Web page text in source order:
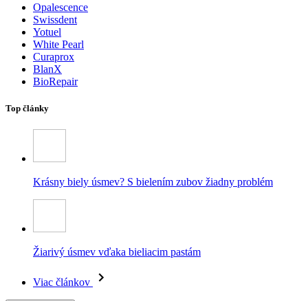
Opalescence
Swissdent
Yotuel
White Pearl
Curaprox
BlanX
BioRepair
Top články
Krásny biely úsmev? S bielením zubov žiadny problém
Žiarivý úsmev vďaka bieliacim pastám
Viac článkov